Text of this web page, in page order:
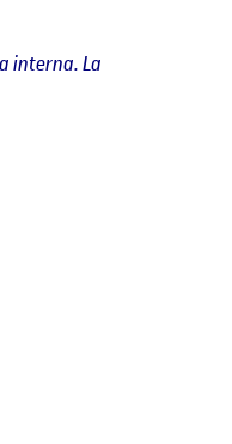
interna. La